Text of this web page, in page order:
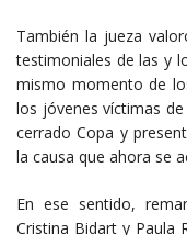
También la jueza
testimoniales de las y
mismo momento de
los jóvenes víctimas
cerrado Copa y
la causa que ahora se
En ese sentido,
Cristina Bidart y Paula